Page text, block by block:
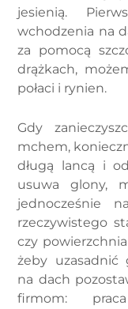
jesienią.
wchodzenia na
za pomocą
drążkach,
połaci i rynien.
Gdy
mchem,
długą lancą i
usuwa glony,
jednocześnie
rzeczywistego
czy
żeby uzasadnić
na dach
firmom: